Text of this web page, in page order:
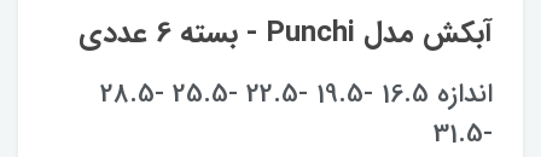
آبکش مدل Punchi - بسته 6 عددی
اندازه 16.5 -19.5 -22.5 -25.5 -28.5
-31.5